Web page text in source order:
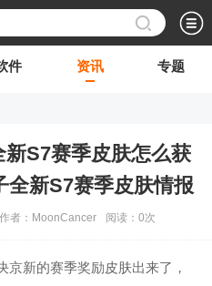
件 资讯 专题
S7赛季皮肤怎么获
全新S7赛季皮肤情报
作者：MoonCancer 阅读： 0次
京新的赛季奖励皮肤出来了，